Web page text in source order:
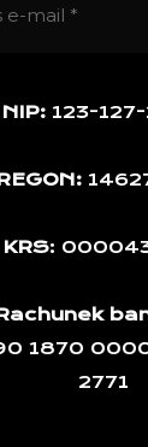
NIP:123-127-
KRS:
1870
2771